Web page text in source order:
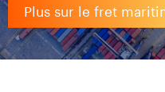
Plus sur le fret